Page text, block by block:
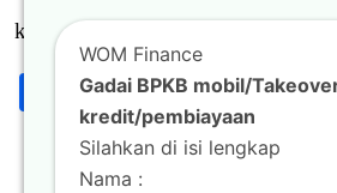
kebutuhan anda saat ini : …
Facebook
Twitter
Email
WOM Finance
Gadai BPKB mobil/
kredit/pembiayaan
Silahkan di isi lengkap
Nama :